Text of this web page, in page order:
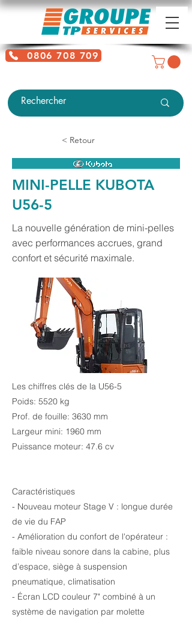
0806 708 709
< Retour
MINI-PELLE KUBOTA
U56-5
La nouvelle génération de mini-pelles
avec performances accrues, grand
confort et sécurité maximale.
Les chiffres clés de la U56-5
Poids: 5520 kg
Prof. de fouille: 3630 mm
Largeur mini: 1960 mm
Puissance moteur: 47.6 cv
Caractéristiques
- Nouveau moteur Stage V : longue durée
de vie du FAP
- Amélioration du confort de l'opérateur :
faible niveau sonore dans la cabine, plus
d’espace, siège à suspension
pneumatique, climatisation
- Écran LCD couleur 7" combiné à un
système de navigation par molette